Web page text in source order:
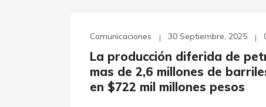
Comunicaciones 30 Septiembre, 2025
La producción diferida de
mas de 2,6 millones de
en $722 mil millones pesos